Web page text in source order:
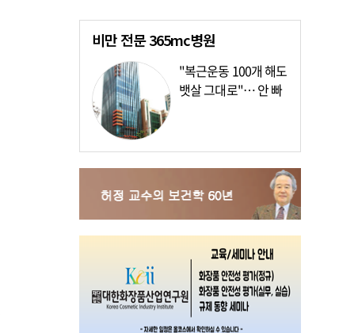
비만 전문365mc병원
"복근운동 100개 해도
뱃살 그대로"… 안 빠